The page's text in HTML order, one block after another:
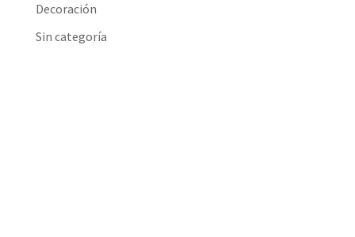
Decoración
Sin categoría